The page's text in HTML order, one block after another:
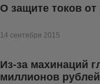
О защите токов от
14 сентября 2015
Из-за махинаций
миллионов рублей